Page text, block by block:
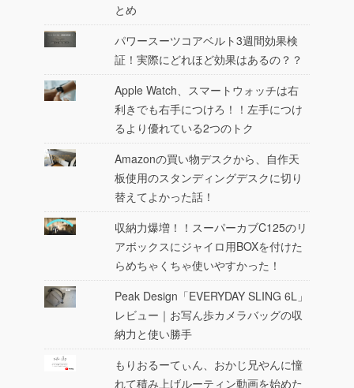
とめ
パワースーツコアベルト3週間効果検
証！実際にどれほど効果はあるの？？
Apple Watch、スマートウォッチは右
利きでも右手につけろ！！左手につけ
るより優れている2つのトク
Amazonの買い物デスクから、自作天
板使用のスタンディングデスクに切り
替えてよかった話！
収納力爆増！！スーパーカブC125のリ
アボックスにジャイロ用BOXを付けた
らめちゃくちゃ使いやすかった！
Peak Design「EVERYDAY SLING 6L」
レビュー｜お写ん歩カメラバッグの収
納力と使い勝手
もりおるーてぃん、おかじ兄やんに憧
れて積み上げルーティン動画を始めた